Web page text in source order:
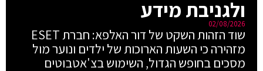
ולגניבת מידע
02/08/2026
שוד הזהות השקט של דור האלפא: חברת ESET
מזהירה כי השעות הארוכות של ילדים ונוער מול
מסכים בחופש הגדול, השימוש בצ'אטבוטים